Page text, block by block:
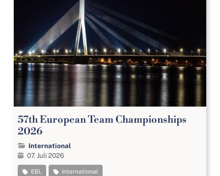
57th European Team Championships
2026
International
07. Juli 2026
EBL International